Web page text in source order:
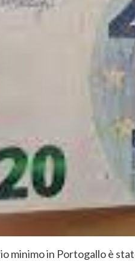
minimo in Portogallo è